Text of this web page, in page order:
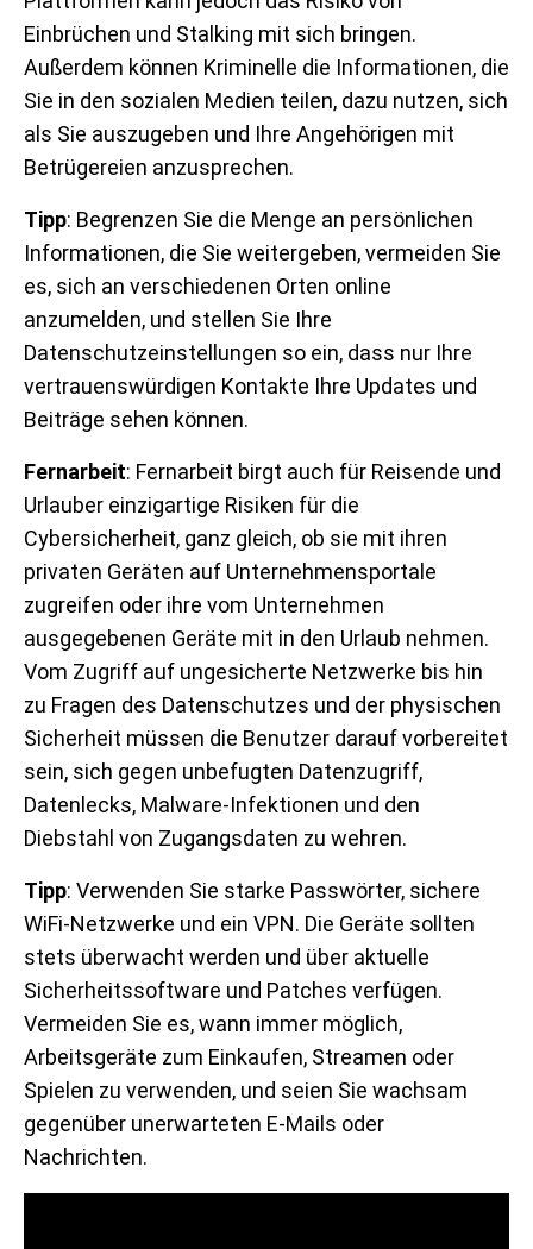
Einbrüchen und Stalking mit sich bringen.
Außerdem können Kriminelle die Informationen, die
Sie in den sozialen Medien teilen, dazu nutzen, sich
als Sie auszugeben und Ihre Angehörigen mit
Betrügereien anzusprechen.
Tipp: Begrenzen Sie die Menge an persönlichen
Informationen, die Sie weitergeben, vermeiden Sie
es, sich an verschiedenen Orten online
anzumelden, und stellen Sie Ihre
Datenschutzeinstellungen so ein, dass nur Ihre
vertrauenswürdigen Kontakte Ihre Updates und
Beiträge sehen können.
Fernarbeit: Fernarbeit birgt auch für Reisende und
Urlauber einzigartige Risiken für die
Cybersicherheit, ganz gleich, ob sie mit ihren
privaten Geräten auf Unternehmensportale
zugreifen oder ihre vom Unternehmen
ausgegebenen Geräte mit in den Urlaub nehmen.
Vom Zugriff auf ungesicherte Netzwerke bis hin
zu Fragen des Datenschutzes und der physischen
Sicherheit müssen die Benutzer darauf vorbereitet
sein, sich gegen unbefugten Datenzugriff,
Datenlecks, Malware-Infektionen und den
Diebstahl von Zugangsdaten zu wehren.
Tipp: Verwenden Sie starke Passwörter, sichere
WiFi-Netzwerke und ein VPN. Die Geräte sollten
stets überwacht werden und über aktuelle
Sicherheitssoftware und Patches verfügen.
Vermeiden Sie es, wann immer möglich,
Arbeitsgeräte zum Einkaufen, Streamen oder
Spielen zu verwenden, und seien Sie wachsam
gegenüber unerwarteten E-Mails oder
Nachrichten.